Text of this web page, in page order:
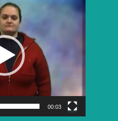
vidéo
00:03